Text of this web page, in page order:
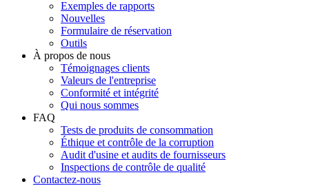
Exemples de rapports
Nouvelles
Formulaire de réservation
Outils
À propos de nous
Témoignages clients
Valeurs de l'entreprise
Conformité et intégrité
Qui nous sommes
FAQ
Tests de produits de consommation
Éthique et contrôle de la corruption
Audit d'usine et audits de fournisseurs
Inspections de contrôle de qualité
Contactez-nous